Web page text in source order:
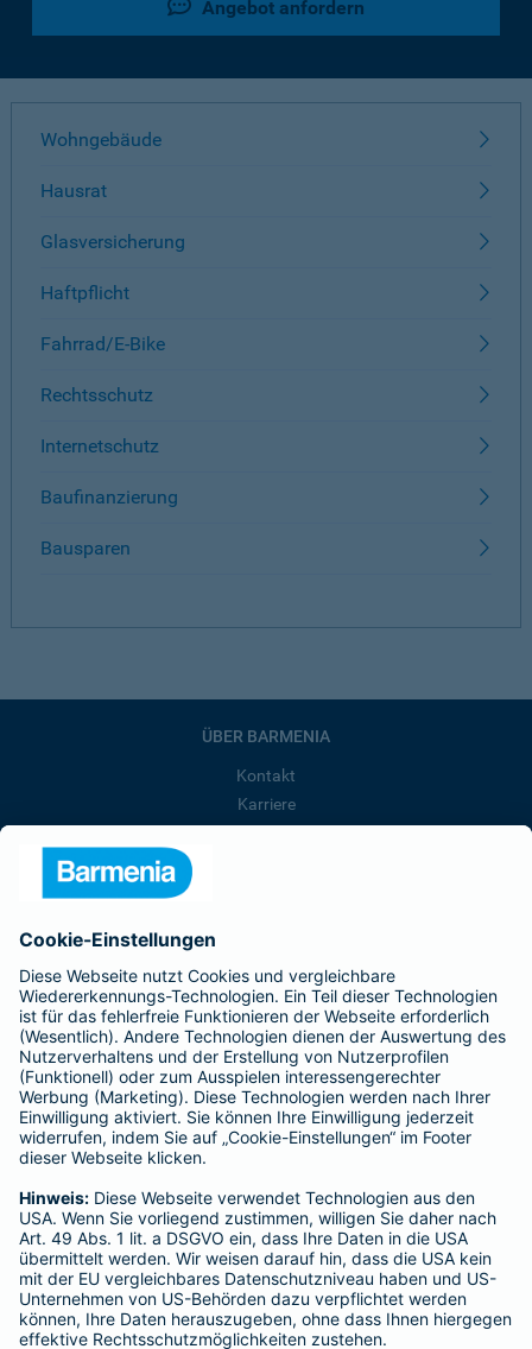
Angebot anfordern
Wohngebäude
Hausrat
Glasversicherung
Haftpflicht
Fahrrad/E-Bike
Rechtsschutz
Internetschutz
Baufinanzierung
Bausparen
ÜBER BARMENIA
Kontakt
Karriere
Barmenia ist Teil der BarmeniaGothaer
BELIEBTE SEITEN
Kranken-Zusatzversicherung
Tierversicherungen
Haftpflichtversicherung
Hausratversicherung
Adresse ändern
Schaden melden
Kilometerstandsmeldung
Serviceübersicht